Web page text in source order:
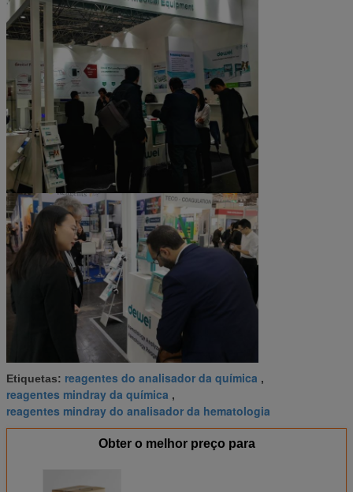
Etiquetas: reagentes do analisador da química ,
reagentes mindray da química ,
reagentes mindray do analisador da hematologia
Obter o melhor preço para